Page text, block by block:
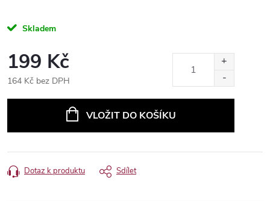
Skladem
199 Kč
164 Kč bez DPH
VLOŽIT DO KOŠÍKU
Dotaz k produktu Sdílet